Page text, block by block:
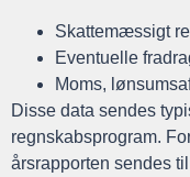
Skattemæssigt
Eventuelle
Moms,
Disse data sendes
regnskabsprogram.
årsrapporten sendes